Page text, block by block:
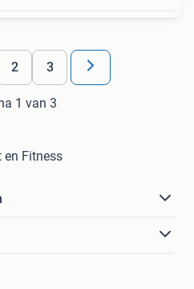
2 3
1 van 3
en Fitness